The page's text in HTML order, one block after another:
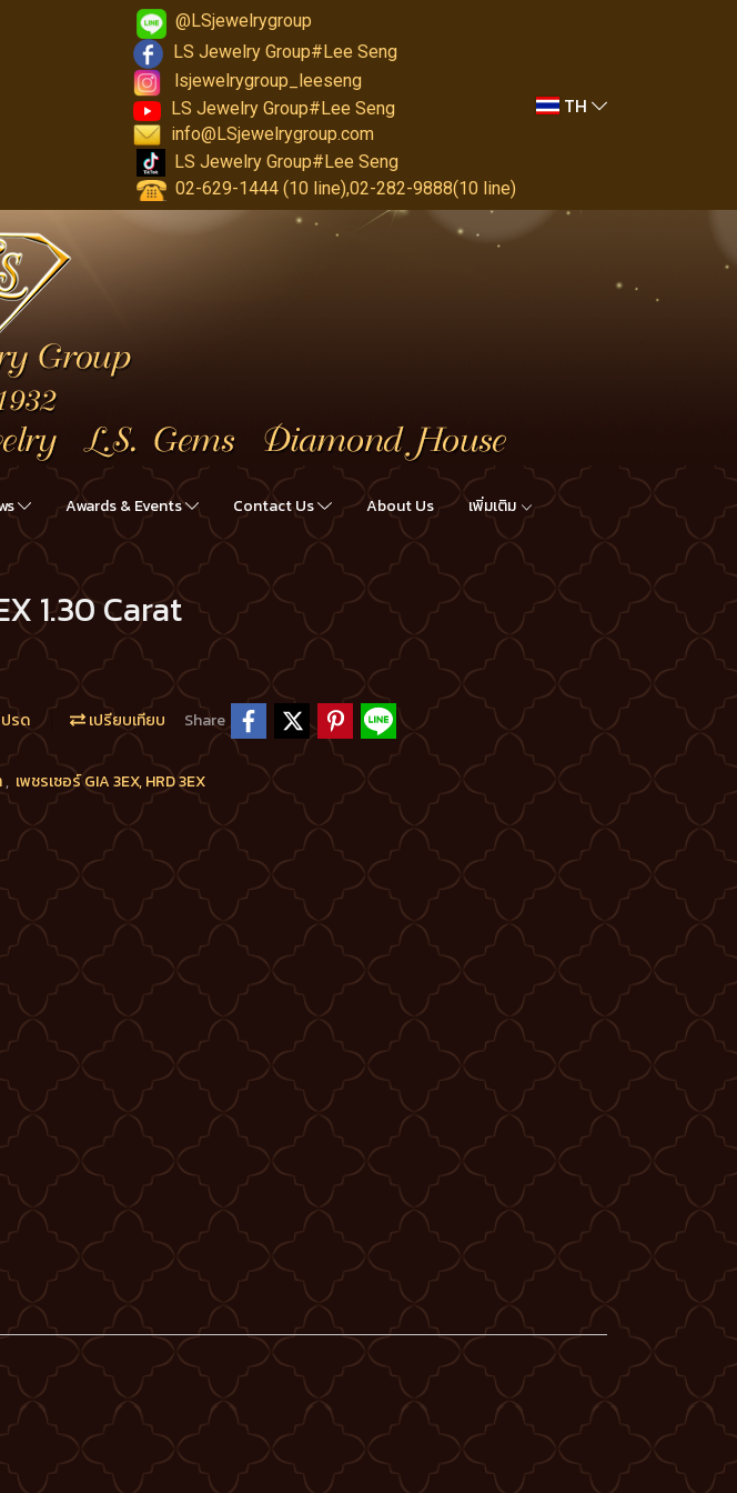
@LSjewelrygroup
LS Jewelry Group#Lee Seng
lsjewelrygroup_leeseng
LS Jewelry Group#Lee Seng
info@LSjewelrygroup.com
LS Jewelry Group#Lee Seng
02-629-1444 (10 line),02-282-9888(10 line)
TH
Awards & Events Contact Us About Us เพิ่มเติม
1.30 Carat
ปรด เปรียบเทียบ Share
, เพชรเซอร์ GIA 3EX, HRD 3EX